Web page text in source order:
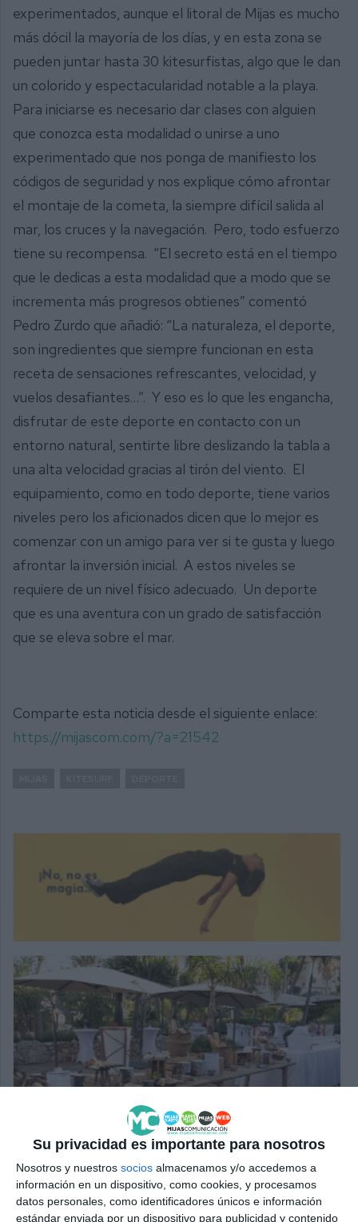
Su privacidad es importante para nosotros
Nosotros y nuestros socios almacenamos y/o accedemos a
información en un dispositivo, como cookies, y procesamos
datos personales, como identificadores únicos e información
estándar enviada por un dispositivo para publicidad y contenido
experimentados, aunque el litoral de Mijas es mucho
más dócil la mayoría de los días, y en esta zona se
pueden juntar hasta 30 kitesurfistas, algo que le dan
un colorido y espectacularidad notable a la playa.
Para iniciarse es necesario dar clases con alguien
que conozca esta modalidad o unirse a uno
experimentado que nos ponga de manifiesto los
códigos de seguridad y nos explique cómo afrontar
el montaje de la cometa, la siempre difícil salida al
mar, los cruces y la navegación. Pero, todo esfuerzo
tiene su recompensa. “El secreto está en el tiempo
que le dedicas a esta modalidad que a modo que se
incrementa más progresos obtienes” comentó
Pedro Zurdo que añadió: “La naturaleza, el deporte,
son ingredientes que siempre funcionan en esta
receta de sensaciones refrescantes, velocidad, y
vuelos desafiantes…”. Y eso es lo que les engancha,
disfrutar de este deporte en contacto con un
entorno natural, sentirte libre deslizando la tabla a
una alta velocidad gracias al tirón del viento. El
equipamiento, como en todo deporte, tiene varios
niveles pero los aficionados dicen que lo mejor es
comenzar con un amigo para ver si te gusta y luego
afrontar la inversión inicial. A estos niveles se
requiere de un nivel físico adecuado. Un deporte
que es una aventura con un grado de satisfacción
que se eleva sobre el mar.
Comparte esta noticia desde el siguiente enlace:
https://mijascom.com/?a=21542